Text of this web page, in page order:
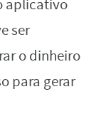
aplicativo
ser
o dinheiro
para gerar